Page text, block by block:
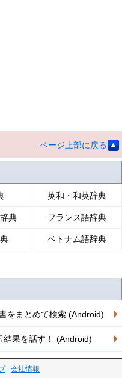
ページ上部に戻る
英和・和英辞典
典 フランス語辞典
ベトナム語辞典
をまとめて検索 (Android)
結果を話す！ (Android)
会社情報